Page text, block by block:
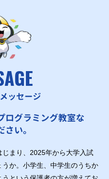
ッセージ
ログラミング教室な
い。
まり、2025年から大学入試
か。小学生、中学生のうちか